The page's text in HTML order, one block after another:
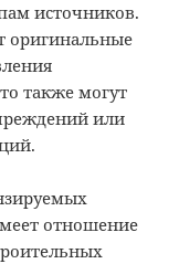
источников.
оригинальные
также могут
или
отношение